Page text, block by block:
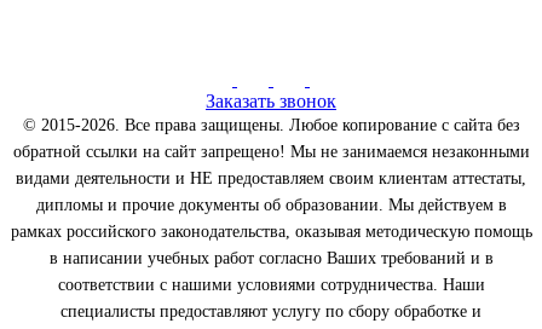
Заказать звонок
© 2015-2026. Все права защищены. Любое копирование с сайта без
обратной ссылки на сайт запрещено! Мы не занимаемся незаконными
видами деятельности и НЕ предоставляем своим клиентам аттестаты,
дипломы и прочие документы об образовании. Мы действуем в
рамках российского законодательства, оказывая методическую помощь
в написании учебных работ согласно Ваших требований и в
соответствии с нашими условиями сотрудничества. Наши
специалисты предоставляют услугу по сбору обработке и